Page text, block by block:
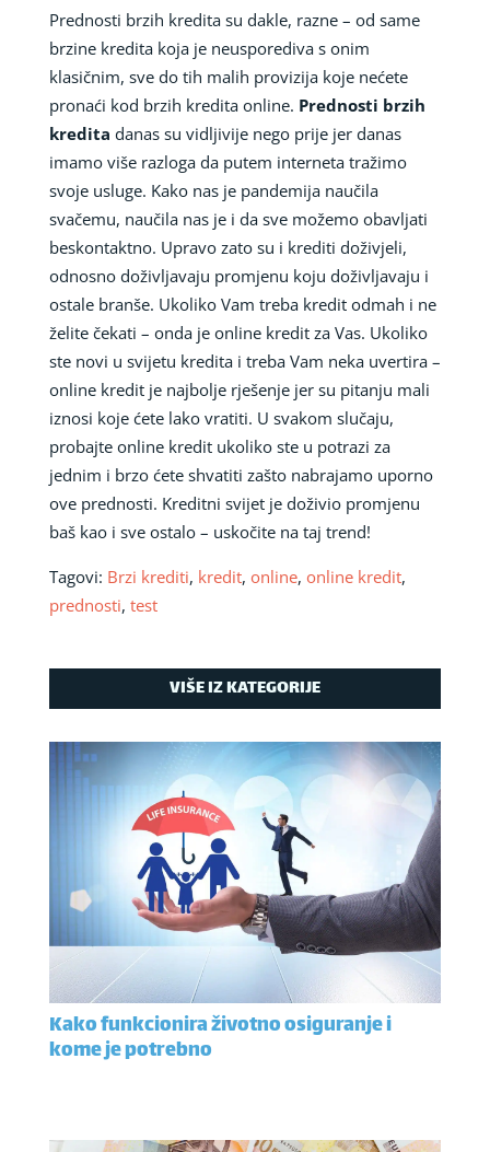
Prednosti brzih kredita su dakle, razne – od same
brzine kredita koja je neusporediva s onim
klasičnim, sve do tih malih provizija koje nećete
pronaći kod brzih kredita online. Prednosti brzih
kredita danas su vidljivije nego prije jer danas
imamo više razloga da putem interneta tražimo
svoje usluge. Kako nas je pandemija naučila
svačemu, naučila nas je i da sve možemo obavljati
beskontaktno. Upravo zato su i krediti doživjeli,
odnosno doživljavaju promjenu koju doživljavaju i
ostale branše. Ukoliko Vam treba kredit odmah i ne
želite čekati – onda je online kredit za Vas. Ukoliko
ste novi u svijetu kredita i treba Vam neka uvertira –
online kredit je najbolje rješenje jer su pitanju mali
iznosi koje ćete lako vratiti. U svakom slučaju,
probajte online kredit ukoliko ste u potrazi za
jednim i brzo ćete shvatiti zašto nabrajamo uporno
ove prednosti. Kreditni svijet je doživio promjenu
baš kao i sve ostalo – uskočite na taj trend!
Tagovi: Brzi krediti, kredit, online, online kredit,
prednosti, test
VIŠE IZ KATEGORIJE
Kako funkcionira životno osiguranje i
kome je potrebno